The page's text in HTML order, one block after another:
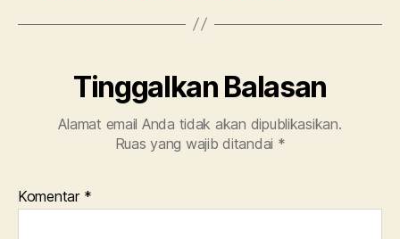
Tinggalkan Balasan
Alamat email Anda tidak akan dipublikasikan.
Ruas yang wajib ditandai *
Komentar *